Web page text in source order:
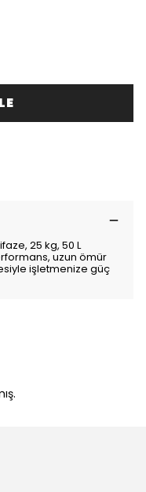
25 kg, 50 L
uzun ömür
işletmenize güç